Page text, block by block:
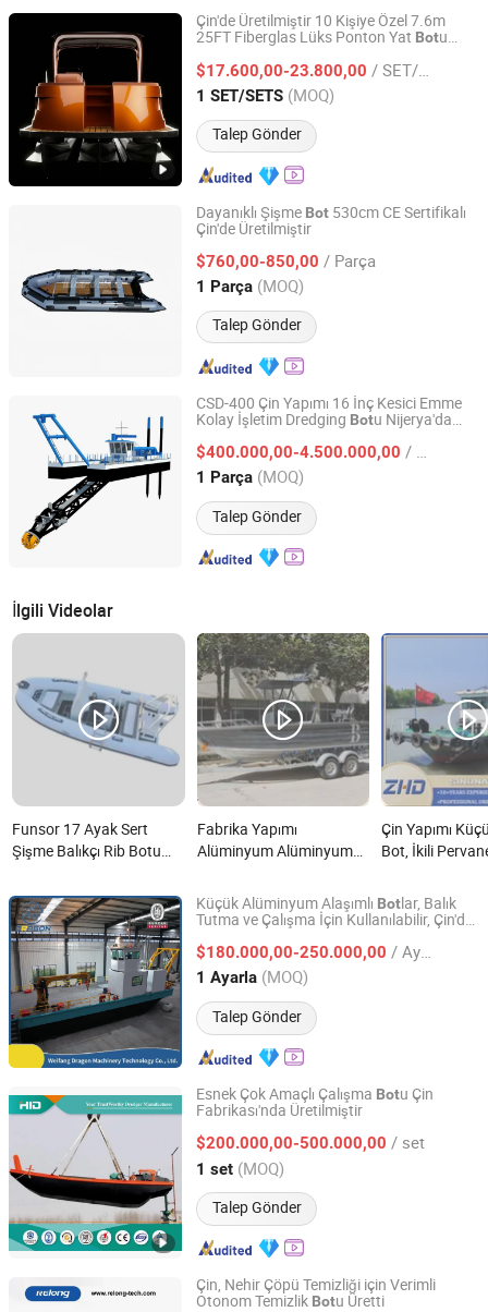
Çin'de Üretilmiştir 10 Kişiye Özel 7.6m
25FT Fiberglas Lüks Ponton Yat Botu
$17.600,00-23.800,00 / SET/SETS
1 SET/SETS (MOQ)
Talep Gönder
Qingdao Allsea Boats Co., Ltd.
Shandong, China Fiyat 2021
Dayanıklı Şişme Bot 530cm CE Sertifikalı
Çin'de Üretilmiştir
$760,00-850,00 / Parça
1 Parça (MOQ)
Talep Gönder
Qingdao Mer Vista Marine Co., Ltd.
Shandong, China Fiyat 2020
CSD-400 Çin Yapımı 16 İnç Kesici Emme
Kolay İşletim Dredging Botu Nijerya'da
$400.000,00-4.500.000,00 / Parça
1 Parça (MOQ)
Talep Gönder
Qingzhou Yongli Mining and Dredging Machinery Co., Ltd.
Shandong, China Fiyat 2019
İlgili Videolar
Funsor 17 Ayak Sert
Şişme Balıkçı Rib Botu
Okyanus Sularında
Eğlenceli Yüzme için
Fiberglas Yapı nedir?
Fabrika Yapımı
Alüminyum Alüminyum
5m/17FT Orta Konsol Hız
Botu nedir?
Çin Yapımı
Bot, İkili
Küçük Alüminyum Alaşımlı Botlar, Balık
Tutma ve Çalışma İçin Kullanılabilir, Çin'de
$180.000,00-250.000,00 / Ayarla
1 Ayarla (MOQ)
Talep Gönder
Weifang Dragon Machinery Technology Co., Ltd.
Shandong, China Fiyat 2018
Esnek Çok Amaçlı Çalışma Botu Çin
Fabrikası'nda Üretilmiştir
$200.000,00-500.000,00 / set
1 set (MOQ)
Talep Gönder
Shandong Haohai Dredging Equipment Co., Ltd.
Shandong, China Fiyat 2020
Çin, Nehir Çöpü Temizliği için Verimli
Otonom Temizlik Botu Üretti